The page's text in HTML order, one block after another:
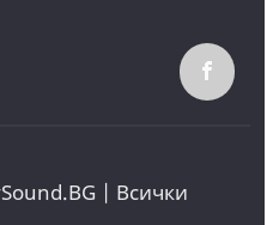
| Всички